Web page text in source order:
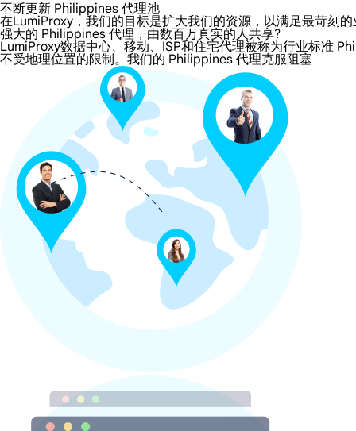
不断更新 Philippines 代理池
在LumiProxy，我们的目标是扩大我们的资源，以满足最苛刻
强大的 Philippines 代理，由数百万真实的人共享?
LumiProxy数据中心、移动、ISP和住宅代理被称为行业标准
不受地理位置的限制。我们的 Philippines 代理克服阻塞